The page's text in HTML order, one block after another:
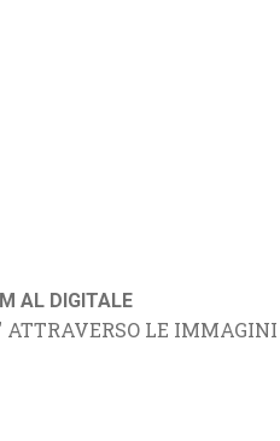
AL DIGITALE
LE IMMAGINI